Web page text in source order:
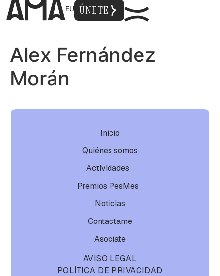
EU ÚNETE
Alex Fernández
Morán
Inicio
Quiénes somos
Actividades
Premios PesMes
Noticias
Contactame
Asociate
AVISO LEGAL
POLÍTICA DE PRIVACIDAD